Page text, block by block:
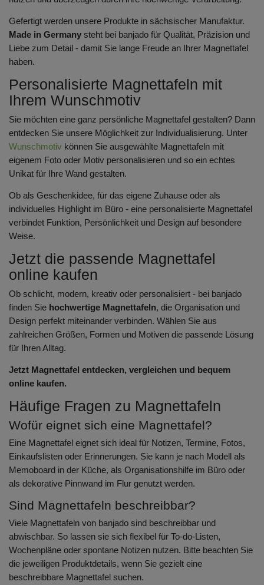
Gefertigt werden unsere Produkte in sächsischer Manufaktur.
Made in Germany steht bei banjado für Qualität, Präzision und
Liebe zum Detail - damit Sie lange Freude an Ihrer Magnettafel
haben.
Personalisierte Magnettafeln mit
Ihrem Wunschmotiv
Sie möchten eine ganz persönliche Magnettafel gestalten? Dann
entdecken Sie unsere Möglichkeit zur Individualisierung. Unter
Wunschmotiv können Sie ausgewählte Magnettafeln mit
eigenem Foto oder Motiv personalisieren und so ein echtes
Unikat für Ihre Wand gestalten.
Ob als Geschenkidee, für das eigene Zuhause oder als
individuelles Highlight im Büro - eine personalisierte Magnettafel
verbindet Funktion, Persönlichkeit und Design auf besondere
Weise.
Jetzt die passende Magnettafel
online kaufen
Ob schlicht, modern, kreativ oder personalisiert - bei banjado
finden Sie hochwertige Magnettafeln, die Organisation und
Design perfekt miteinander verbinden. Wählen Sie aus
zahlreichen Größen, Formen und Motiven die passende Lösung
für Ihren Alltag.
Jetzt Magnettafel entdecken, vergleichen und bequem
online kaufen.
Häufige Fragen zu Magnettafeln
Wofür eignet sich eine Magnettafel?
Eine Magnettafel eignet sich ideal für Notizen, Termine, Fotos,
Einkaufslisten oder Erinnerungen. Sie kann je nach Modell als
Memoboard in der Küche, als Organisationshilfe im Büro oder
als dekorative Pinnwand im Flur genutzt werden.
Sind Magnettafeln beschreibbar?
Viele Magnettafeln von banjado sind beschreibbar und
abwischbar. So lassen sie sich flexibel für To-do-Listen,
Wochenpläne oder spontane Notizen nutzen. Bitte beachten Sie
die jeweiligen Produktdetails, wenn Sie gezielt eine
beschreibbare Magnettafel suchen.